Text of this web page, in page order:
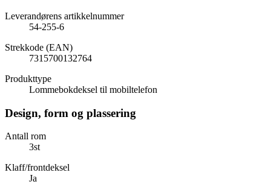
Leverandørens artikkelnummer
54-255-6
Strekkode (EAN)
7315700132764
Produkttype
Lommebokdeksel til mobiltelefon
Design, form og plassering
Antall rom
3st
Klaff/frontdeksel
Ja